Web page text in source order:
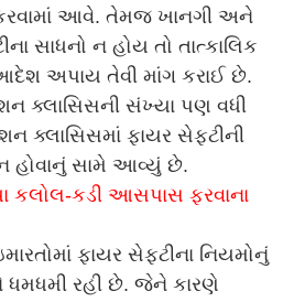
કરવામાં આવે. તેમજ ખાનગી અને
સાધનો ન હોય તો તાત્કાલિક
અપાય તેવી માંગ કરાઈ છે.
ક્લાસિસની સંખ્યા પણ વધી
ક્લાસિસમાં ફાયર સેફટીની
હોવાનું સામે આવ્યું છે.
કલોલ-કડી આસપાસ ફરવાના
ફાયર સેફટીના નિયમોનું
રહી છે. જેને કારણે